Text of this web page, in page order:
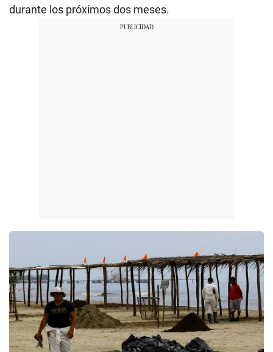
durante los próximos dos meses.